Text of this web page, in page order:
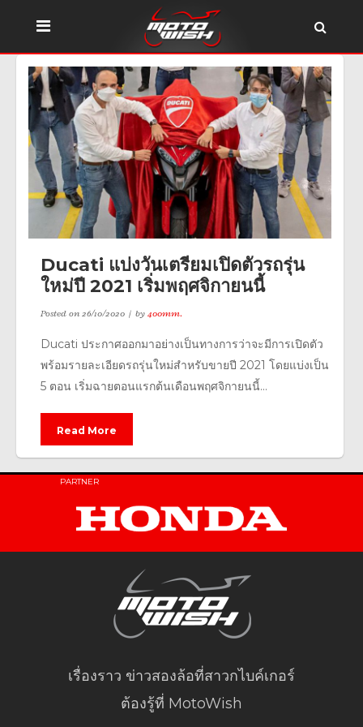
Ducati แบ่งวันเตรียมเปิดตัวรถรุ่น
ใหม่ปี 2021 เริ่มพฤศจิกายนนี้
Posted on26/10/2020 by400mm.
Ducati ประกาศออกมาอย่างเป็นทางการว่าจะมีการเปิดตัว
พร้อมรายละเอียดรถรุ่นใหม่สำหรับขายปี 2021 โดยแบ่งเป็น
5 ตอน เริ่มฉายตอนแรกต้นเดือนพฤศจิกายนนี้...
Read More
PARTNER
เรื่องราว ข่าวสองล้อที่สาวกไบค์เกอร์
ต้องรู้ที่ MotoWish